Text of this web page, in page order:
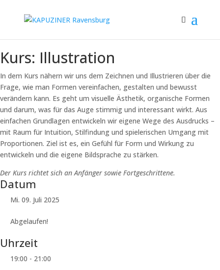
Kurs: Illustration
In dem Kurs nähern wir uns dem Zeichnen und Illustrieren über die
Frage, wie man Formen vereinfachen, gestalten und bewusst
verändern kann. Es geht um visuelle Ästhetik, organische Formen
und darum, was für das Auge stimmig und interessant wirkt. Aus
einfachen Grundlagen entwickeln wir eigene Wege des Ausdrucks –
mit Raum für Intuition, Stilfindung und spielerischen Umgang mit
Proportionen. Ziel ist es, ein Gefühl für Form und Wirkung zu
entwickeln und die eigene Bildsprache zu stärken.
Der Kurs richtet sich an Anfänger sowie Fortgeschrittene.
Datum
Mi. 09. Juli 2025
Abgelaufen!
Uhrzeit
19:00 - 21:00